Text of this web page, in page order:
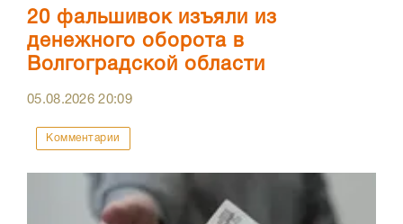
20 фальшивок изъяли из
денежного оборота в
Волгоградской области
05.08.202620:09
Комментарии